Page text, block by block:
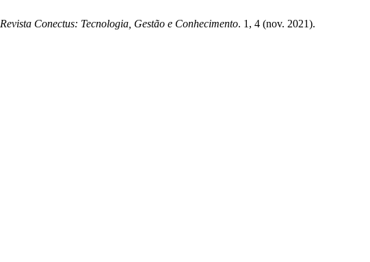
Revista Conectus: Tecnologia, Gestão e Conhecimento. 1, 4 (nov. 2021).